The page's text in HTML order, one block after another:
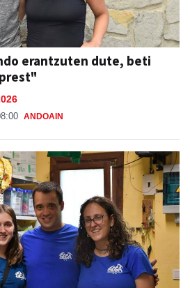
erantzuten dute, beti
ANDOAIN